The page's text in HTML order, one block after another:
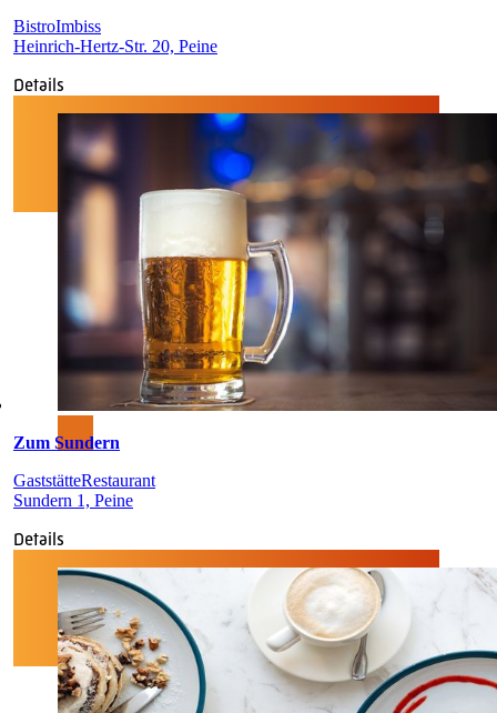
BistroImbiss
Heinrich-Hertz-Str. 20, Peine
Details
Zum Sundern
GaststätteRestaurant
Sundern 1, Peine
Details